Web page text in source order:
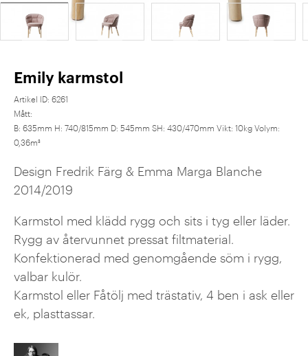
Emily karmstol
Artikel ID: 6261
Mått:
B: 635mm H: 740/815mm D: 545mm SH: 430/470mm Vikt: 10kg Volym:
0,36m³
Design Fredrik Färg & Emma Marga Blanche
2014/2019
Karmstol med klädd rygg och sits i tyg eller läder.
Rygg av återvunnet pressat filtmaterial.
Konfektionerad med genomgående söm i rygg,
valbar kulör.
Karmstol eller Fåtölj med trästativ, 4 ben i ask eller
ek, plasttassar.